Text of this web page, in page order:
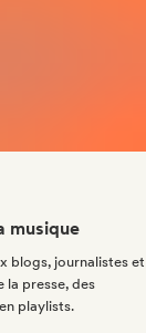
musique
blogs, journalistes et
la presse, des
playlists.